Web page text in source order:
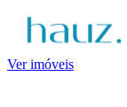
Ver imóveis